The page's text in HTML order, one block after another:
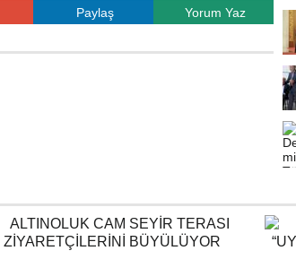
Paylaş Yorum Yaz